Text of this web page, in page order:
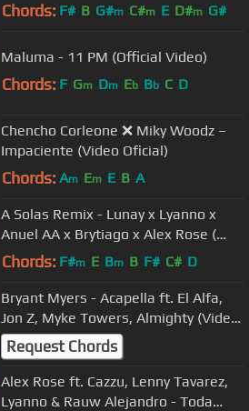
Chords: F# B G#m C#m E D#m G#
Maluma - 11 PM (Official Video)
Chords: F Gm Dm Eb Bb C D
Chencho Corleone ❌ Miky Woodz –
Impaciente (Video Oficial)
Chords: Am Em E B A
A Solas Remix - Lunay x Lyanno x
Anuel AA x Brytiago x Alex Rose (
Video Oficial )
Chords: F#m E Bm B F# C# D
Bryant Myers - Acapella ft. El Alfa,
Jon Z, Myke Towers, Almighty (Video
Oficial)
Request Chords
Alex Rose ft. Cazzu, Lenny Tavarez,
Lyanno & Rauw Alejandro - Toda